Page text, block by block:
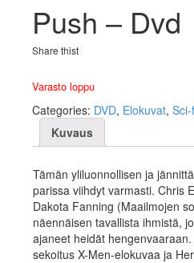
Push – Dvd
Share thist
Varasto loppu
Categories: DVD, Elokuvat,
Kuvaus
Tämän yliluonnollisen ja
parissa viihdyt varmasti. Chris
Dakota Fanning (Maailmojen
näennäisen tavallista ihmistä,
ajaneet heidät
sekoitus X-Men-elokuvaa ja